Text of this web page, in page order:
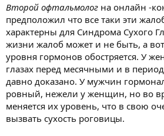
Второй офтальмолог на онлайн -
предположил что все таки эти
характерны для Синдрома Сухого
жизни жалоб может и не быть, а
уровня гормонов обостряется. У
глазах перед месячными и в
давно доказано. У мужчин
ровный, нежели у женщин, но во
меняется их уровень, что в свою
вызвать сухость роговицы.